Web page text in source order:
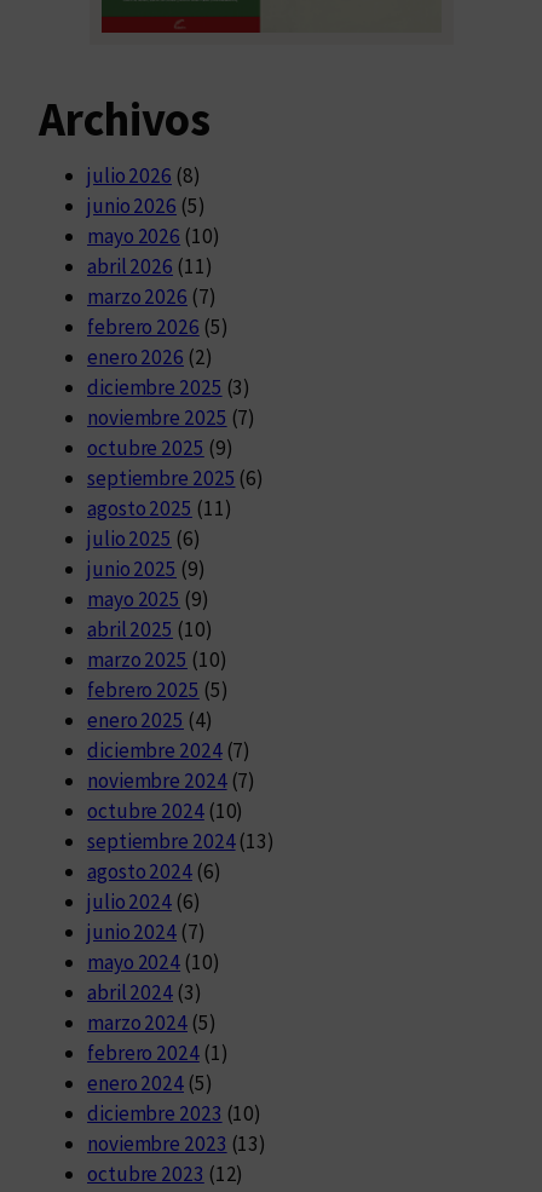
Archivos
julio 2026 (8)
junio 2026 (5)
mayo 2026 (10)
abril 2026 (11)
marzo 2026 (7)
febrero 2026 (5)
enero 2026 (2)
diciembre 2025 (3)
noviembre 2025 (7)
octubre 2025 (9)
septiembre 2025 (6)
agosto 2025 (11)
julio 2025 (6)
junio 2025 (9)
mayo 2025 (9)
abril 2025 (10)
marzo 2025 (10)
febrero 2025 (5)
enero 2025 (4)
diciembre 2024(7)
noviembre 2024(7)
octubre 2024(10)
septiembre 2024(13)
agosto 2024(6)
julio 2024 (6)
junio 2024 (7)
mayo 2024 (10)
abril 2024 (3)
marzo 2024 (5)
febrero 2024(1)
enero 2024 (5)
diciembre 2023 (10)
noviembre 2023 (13)
octubre 2023 (12)